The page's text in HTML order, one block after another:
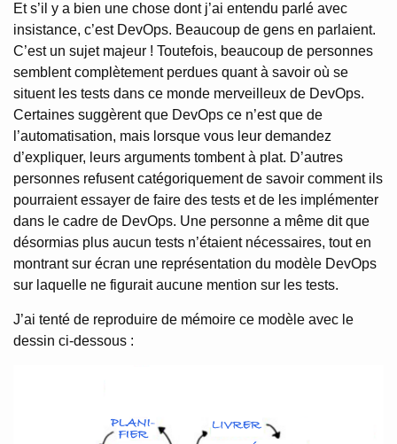
Et s’il y a bien une chose dont j’ai entendu parlé avec
insistance, c’est DevOps. Beaucoup de gens en parlaient.
C’est un sujet majeur ! Toutefois, beaucoup de personnes
semblent complètement perdues quant à savoir où se
situent les tests dans ce monde merveilleux de DevOps.
Certaines suggèrent que DevOps ce n’est que de
l’automatisation, mais lorsque vous leur demandez
d’expliquer, leurs arguments tombent à plat. D’autres
personnes refusent catégoriquement de savoir comment ils
pourraient essayer de faire des tests et de les implémenter
dans le cadre de DevOps. Une personne a même dit que
désormias plus aucun tests n’étaient nécessaires, tout en
montrant sur écran une représentation du modèle DevOps
sur laquelle ne figurait aucune mention sur les tests.
J’ai tenté de reproduire de mémoire ce modèle avec le
dessin ci-dessous :